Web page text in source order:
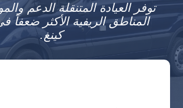
توفر العيادة المتنقلة الدعم
المناطق الريفية الأكثر ضعفاً
كينغ.